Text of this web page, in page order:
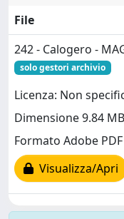
File
242 - Calogero -
solo gestori archivio
Licenza: Non
Dimensione 9.84 MB
Formato Adobe PDF
Visualizza/Apri